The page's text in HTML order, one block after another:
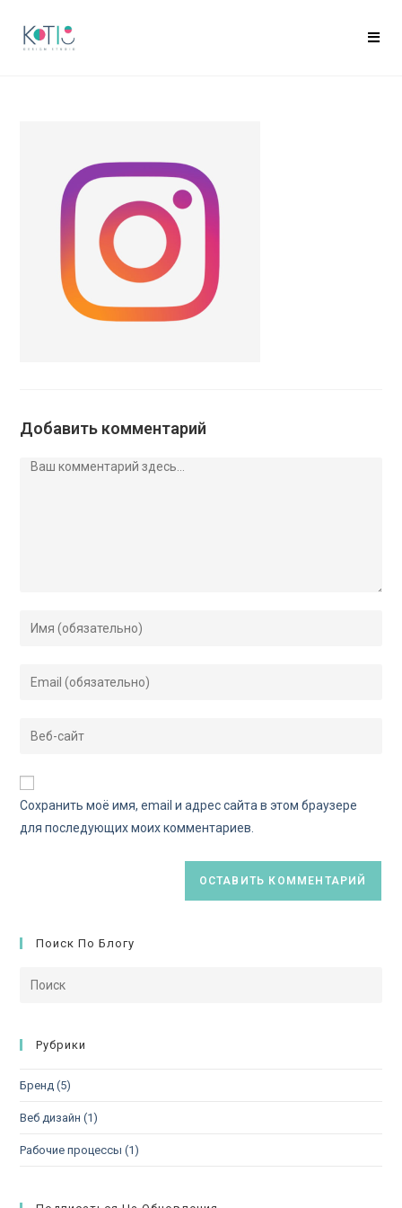
Добавить комментарий
Сохранить моё имя, email и адрес сайта в этом браузере
для последующих моих комментариев.
Поиск По Блогу
Рубрики
Бренд (5)
Веб дизайн (1)
Рабочие процессы (1)